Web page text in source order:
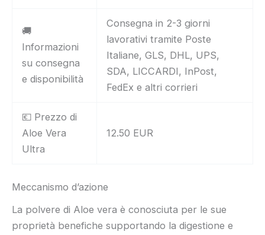
🚚
Informazioni
su consegna
e disponibilità
Consegna in 2-3 giorni
lavorativi tramite Poste
Italiane, GLS, DHL, UPS,
SDA, LICCARDI, InPost,
FedEx e altri corrieri
💶 Prezzo di
Aloe Vera
Ultra
12.50 EUR
Meccanismo d’azione
La polvere di Aloe vera è conosciuta per le sue
proprietà benefiche supportando la digestione e